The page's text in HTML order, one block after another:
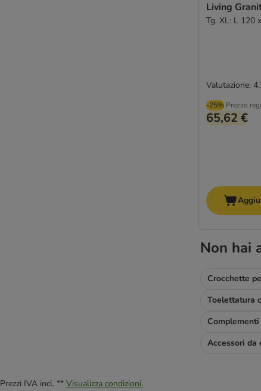
Living
Tg. XL: L 120
-25% Prezzo
65,62 €
Valutazione:
Non hai
Crocchette
Accessori da
Prezzi IVA incl. ** Visualizza condizioni.